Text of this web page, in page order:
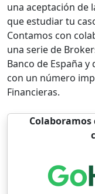
una aceptación de
que estudiar tu
Contamos con
una serie de
Banco de España
con un número
Financieras.
Colaboramos